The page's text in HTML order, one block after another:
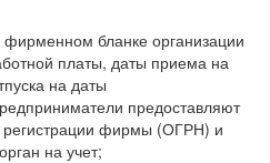
бланке организации
платы, даты приема на
на даты
предоставляют
регистрации фирмы (ОГРН) и
на учет;